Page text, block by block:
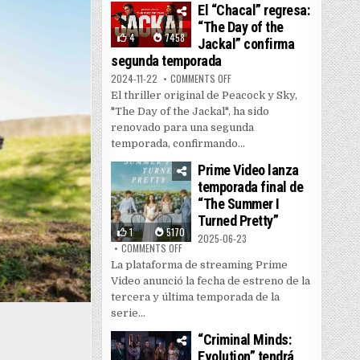
4 7458
El “Chacal” regresa:
“The Day of the
Jackal” confirma
segunda temporada
2024-11-22 COMMENTS OFFON EL “CHACAL” REGRESA:
El thriller original de Peacock y Sky,
"The Day of the Jackal", ha sido
renovado para una segunda
temporada, confirmando...
1 5170
Prime Video lanza
temporada final de
“The Summer I
Turned Pretty”
2025-06-23
COMMENTS OFFON PRIME VIDEO LANZA TEMPORADA FINAL
La plataforma de streaming Prime
Video anunció la fecha de estreno de la
tercera y última temporada de la
serie...
“Criminal Minds: